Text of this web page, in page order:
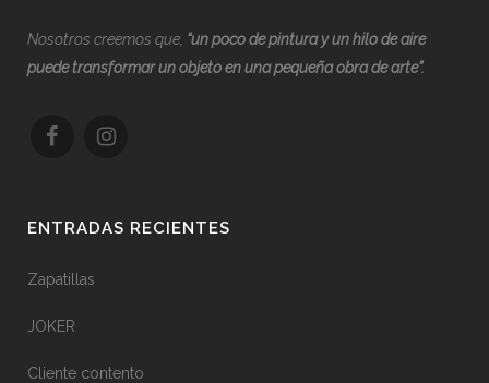
Nosotros creemos que, “un poco de pintura y un hilo de aire
puede transformar un objeto en una pequeña obra de arte”.
ENTRADAS RECIENTES
Zapatillas
JOKER
Cliente contento